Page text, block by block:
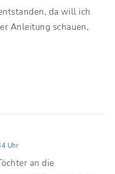
da will ich
Anleitung schauen,
Uhr
an die